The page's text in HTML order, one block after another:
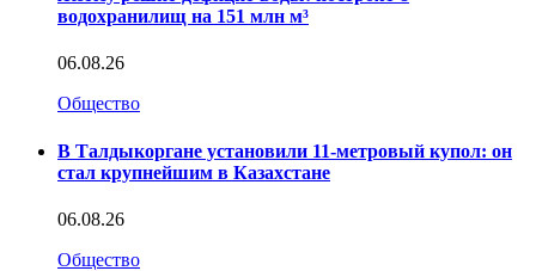
водохранилищ на 151 млн м³
06.08.26
Общество
В Талдыкоргане установили 11-метровый купол: он
стал крупнейшим в Казахстане
06.08.26
Общество